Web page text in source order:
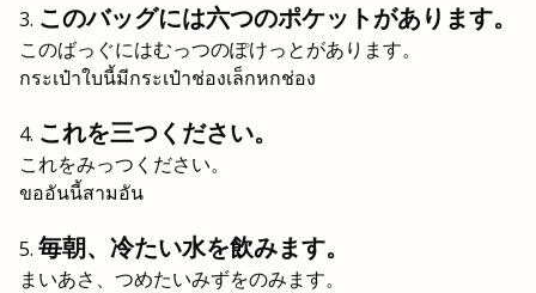
このバッグには六つのポケットがあります。
このばっぐにはむっつのぽけっとがあります。
กระเป๋าใบนี้มีกระเป๋าช่องเล็กหกช่อง
これを三つください。
これをみっつください。
ขออันนี้สามอัน
毎朝、冷たい水を飲みます。
まいあさ、つめたいみずをのみます。